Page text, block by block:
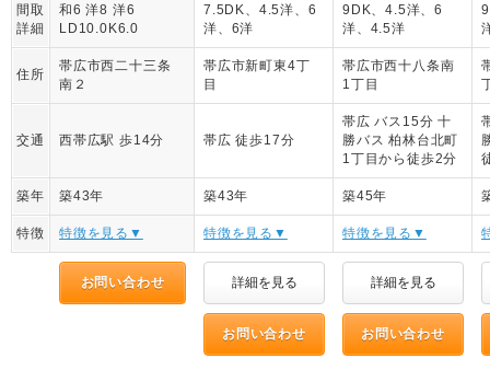
間取
詳細
和6 洋8 洋6
LD10.0K6.0
7.5DK、4.5洋、6
洋、6洋
9DK、4.5洋、6
洋、4.5洋
住所
帯広市西二十三条
南２
帯広市新町東4丁
目
帯広市西十八条南
1丁目
交通 西帯広駅 歩14分 帯広 徒歩17分
帯広 バス15分 十
勝バス 柏林台北町
1丁目から徒歩2分
築年 築43年 築43年 築45年
特徴 特徴を見る▼ 特徴を見る▼ 特徴を見る▼
お問い合わせ 詳細を見る 詳細を見る
お問い合わせ お問い合わせ